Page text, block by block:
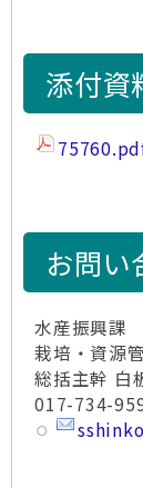
添付資
お問い
水産振興課
栽培・資源
総括主幹 白
017-734-